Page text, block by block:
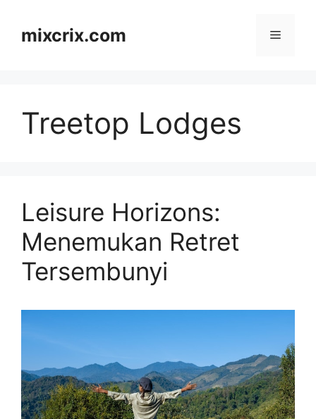
contentmixcrix.com Menu
Treetop Lodges
Leisure Horizons:
Menemukan Retret
Tersembunyi